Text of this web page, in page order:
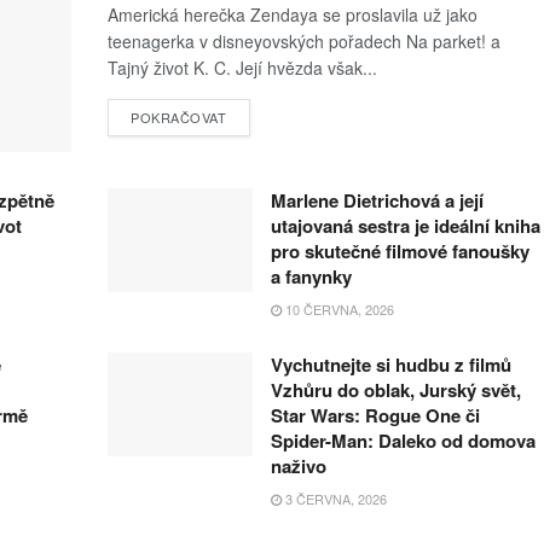
Americká herečka Zendaya se proslavila už jako
teenagerka v disneyovských pořadech Na parket! a
Tajný život K. C. Její hvězda však...
POKRAČOVAT
Marlene Dietrichová a její
utajovaná sestra je ideální kniha
pro skutečné filmové fanoušky
a fanynky
10 ČERVNA, 2026
Vychutnejte si hudbu z filmů
Vzhůru do oblak, Jurský svět,
Star Wars: Rogue One či
Spider-Man: Daleko od domova
naživo
3 ČERVNA, 2026